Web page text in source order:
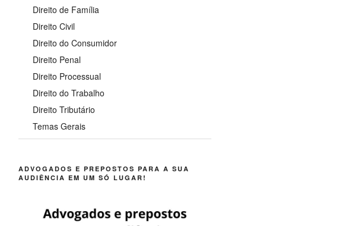
Direito de Família
Direito Civil
Direito do Consumidor
Direito Penal
Direito Processual
Direito do Trabalho
Direito Tributário
Temas Gerais
ADVOGADOS E PREPOSTOS PARA A SUA
AUDIÊNCIA EM UM SÓ LUGAR!